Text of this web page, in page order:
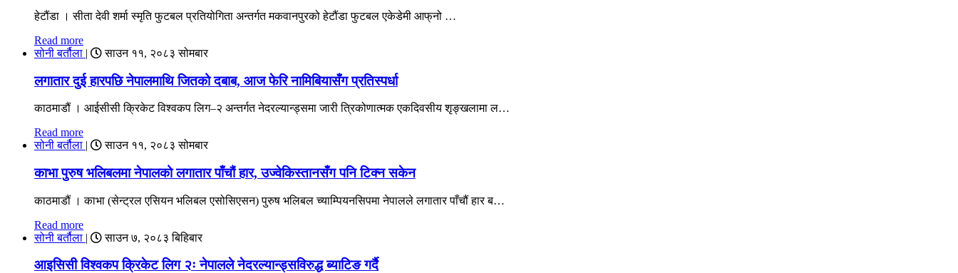
हेटौंडा । सीता देवी शर्मा स्मृति फुटबल प्रतियोगिता अन्तर्गत मकवानपुरको हेटौंडा फुटबल एकेडेमी आफ्‌नो …
Read more
सोनी बर्तौला | साउन ११, २०८३ सोमबार
लगातार दुई हारपछि नेपालमाथि जितको दबाब, आज फेरि नामिबियासँग प्रतिस्पर्धा
काठमाडौं । आईसीसी क्रिकेट विश्वकप लिग–२ अन्तर्गत नेदरल्यान्ड्समा जारी त्रिकोणात्मक एकदिवसीय शृङ्खलामा ल…
Read more
सोनी बर्तौला | साउन ११, २०८३ सोमबार
काभा पुरुष भलिबलमा नेपालको लगातार पाँचौं हार, उज्वेकिस्तानसँग पनि टिक्न सकेन
काठमाडौं । काभा (सेन्ट्रल एसियन भलिबल एसोसिएसन) पुरुष भलिबल च्याम्पियनसिपमा नेपालले लगातार पाँचौं हार ब…
Read more
सोनी बर्तौला | साउन ७, २०८३ बिहिबार
आइसिसी विश्वकप क्रिकेट लिग २ः नेपालले नेदरल्यान्ड्सविरुद्ध ब्याटिङ गर्दै